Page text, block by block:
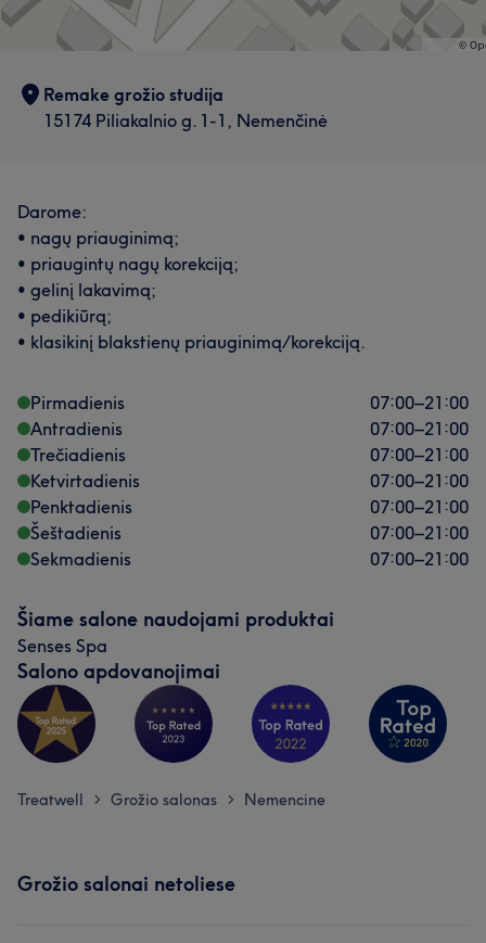
Išmanantis darbą 26 Talentingas 14
Profesionalus Išmanantis darbą
Remake grožio studija
15174 Piliakalnio g. 1-1, Nemenčinė
Darome:
• nagų priauginimą;
• priaugintų nagų korekciją;
• gelinį lakavimą;
• pedikiūrą;
• klasikinį blakstienų priauginimą/korekciją.
Pirmadienis 07:00–21:00
Antradienis
07:00–21:00
Trečiadienis
07:00–21:00
Ketvirtadienis
07:00–21:00
Penktadienis
07:00–21:00
Šeštadienis
07:00–21:00
Sekmadienis
07:00–21:00
Šiame salone naudojami produktai
Senses Spa
Salono apdovanojimai
Treatwell > Grožio salonas > Nemencine
Grožio salonai netoliese